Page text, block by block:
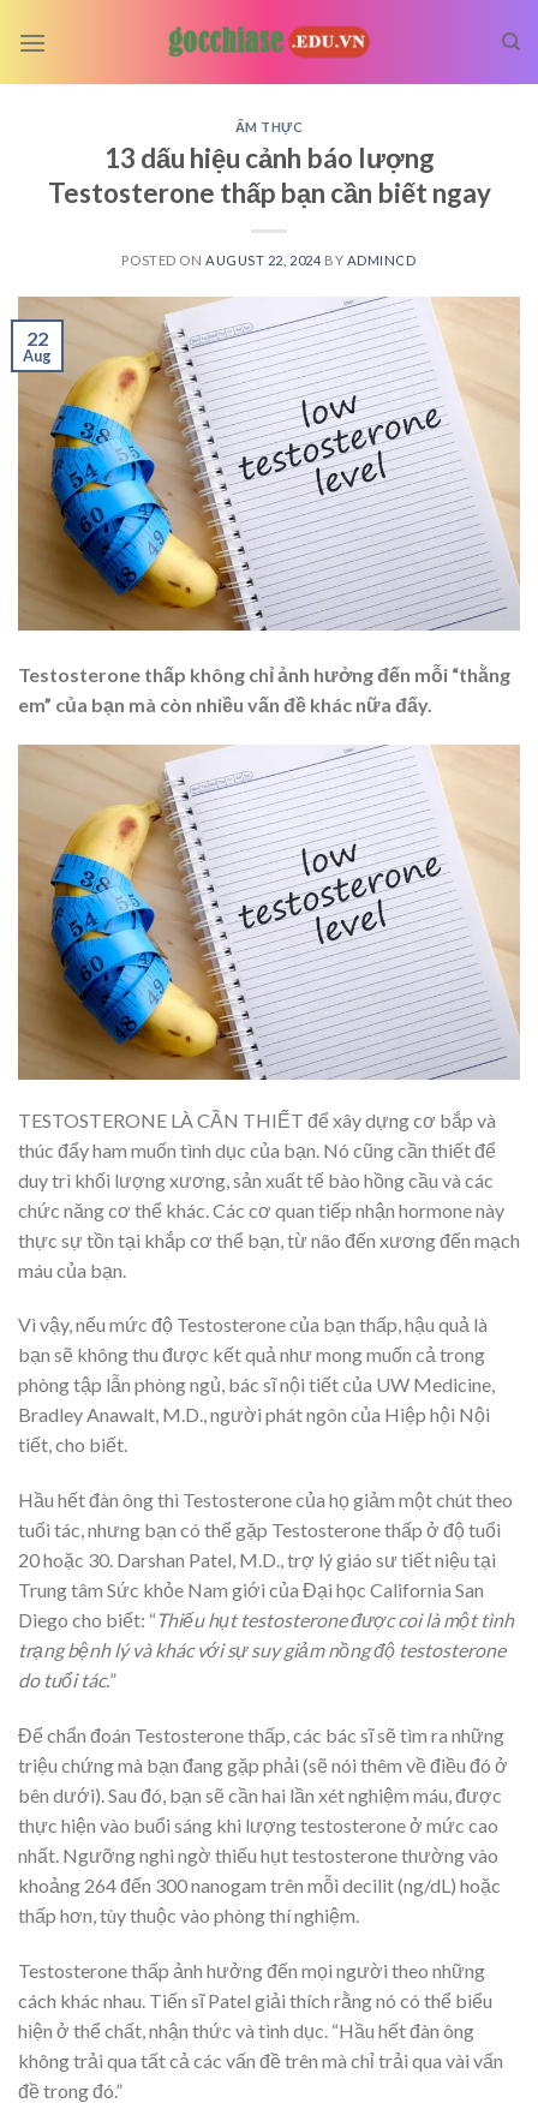
ẨM THỰC
13 dấu hiệu cảnh báo lượng
Testosterone thấp bạn cần biết ngay
POSTED ON AUGUST 22, 2024 BY ADMINCD
22
Aug
Testosterone thấp không chỉ ảnh hưởng đến mỗi “thằng
em” của bạn mà còn nhiều vấn đề khác nữa đấy.
TESTOSTERONE LÀ CẦN THIẾT để xây dựng cơ bắp và
thúc đẩy ham muốn tình dục của bạn. Nó cũng cần thiết để
duy trì khối lượng xương, sản xuất tế bào hồng cầu và các
chức năng cơ thể khác. Các cơ quan tiếp nhận hormone này
thực sự tồn tại khắp cơ thể bạn, từ não đến xương đến mạch
máu của bạn.
Vì vậy, nếu mức độ Testosterone của bạn thấp, hậu quả là
bạn sẽ không thu được kết quả như mong muốn cả trong
phòng tập lẫn phòng ngủ, bác sĩ nội tiết của UW Medicine,
Bradley Anawalt, M.D., người phát ngôn của Hiệp hội Nội
tiết, cho biết.
Hầu hết đàn ông thì Testosterone của họ giảm một chút theo
tuổi tác, nhưng bạn có thể gặp Testosterone thấp ở độ tuổi
20 hoặc 30. Darshan Patel, M.D., trợ lý giáo sư tiết niệu tại
Trung tâm Sức khỏe Nam giới của Đại học California San
Diego cho biết: “Thiếu hụt testosterone được coi là một tình
trạng bệnh lý và khác với sự suy giảm nồng độ testosterone
do tuổi tác.”
Để chẩn đoán Testosterone thấp, các bác sĩ sẽ tìm ra những
triệu chứng mà bạn đang gặp phải (sẽ nói thêm về điều đó ở
bên dưới). Sau đó, bạn sẽ cần hai lần xét nghiệm máu, được
thực hiện vào buổi sáng khi lượng testosterone ở mức cao
nhất. Ngưỡng nghi ngờ thiếu hụt testosterone thường vào
khoảng 264 đến 300 nanogam trên mỗi decilit (ng/dL) hoặc
thấp hơn, tùy thuộc vào phòng thí nghiệm.
Testosterone thấp ảnh hưởng đến mọi người theo những
cách khác nhau. Tiến sĩ Patel giải thích rằng nó có thể biểu
hiện ở thể chất, nhận thức và tình dục. “Hầu hết đàn ông
không trải qua tất cả các vấn đề trên mà chỉ trải qua vài vấn
đề trong đó.”